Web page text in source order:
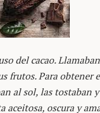
del cacao.
frutos. Para obtener
al sol, las tostaban
oscura y